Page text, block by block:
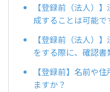
【登録前（法人）
成することは可能で
【登録前（法人）
をする際に、確認書
【登録前】名前や
ますか？